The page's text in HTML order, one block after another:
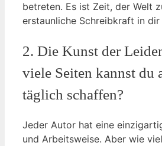
betreten. Es ist Zeit, der Welt
erstaunliche Schreibkraft in
2. Die Kunst der
viele Seiten kannst du
täglich schaffen?
Jeder Autor hat eine
und Arbeitsweise. Aber wie